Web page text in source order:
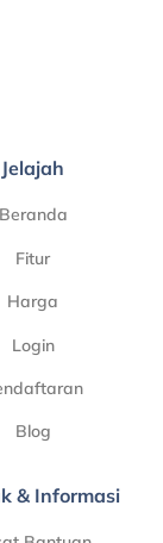
Jelajah
Beranda
Fitur
Harga
Login
Blog
& Informasi